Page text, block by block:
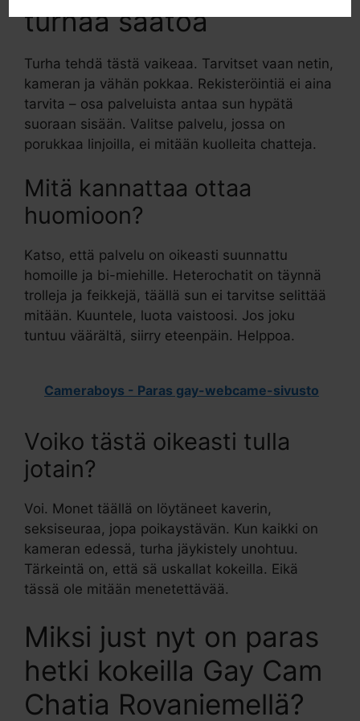
turhaa säätöä
Turha tehdä tästä vaikeaa. Tarvitset vaan netin,
kameran ja vähän pokkaa. Rekisteröintiä ei aina
tarvita – osa palveluista antaa sun hypätä
suoraan sisään. Valitse palvelu, jossa on
porukkaa linjoilla, ei mitään kuolleita chatteja.
Mitä kannattaa ottaa
huomioon?
Katso, että palvelu on oikeasti suunnattu
homoille ja bi-miehille. Heterochatit on täynnä
trolleja ja feikkejä, täällä sun ei tarvitse selittää
mitään. Kuuntele, luota vaistoosi. Jos joku
tuntuu väärältä, siirry eteenpäin. Helppoa.
Cameraboys - Paras gay-webcame-sivusto
Voiko tästä oikeasti tulla
jotain?
Voi. Monet täällä on löytäneet kaverin,
seksiseuraa, jopa poikaystävän. Kun kaikki on
kameran edessä, turha jäykistely unohtuu.
Tärkeintä on, että sä uskallat kokeilla. Eikä
tässä ole mitään menetettävää.
Miksi just nyt on paras
hetki kokeilla Gay Cam
Chatia Rovaniemellä?